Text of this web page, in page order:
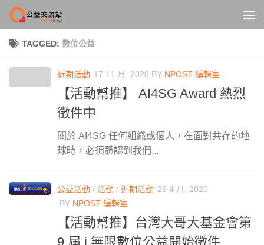
Skip to content
TAGGED: 數位公益
近期活動 17 11 月, 2020 BY NPOST 編輯室
【活動幫推】 AI4SG Award 熱烈
徵件中
關於 AI4SG 任何組織或個人，在面對共存的地
球時，必須體認到我們...
公益活動 / 活動 / 近期活動 29 4 月, 2020
BY NPOST 編輯室
【活動幫推】台灣大哥大基金會第
9 屆 i 無限數位公益開始徵件